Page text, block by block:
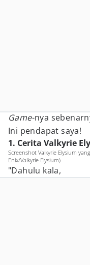
Game-nya
Ini pendapat saya!
1. Cerita Valkyrie
Screenshot Valkyrie Elysium
Enix/Valkyrie Elysium)
"Dahulu kala,